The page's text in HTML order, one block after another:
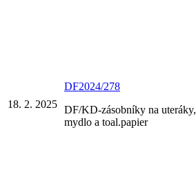
18. 2. 2025
DF2024/278
DF/KD-zásobníky na uteráky,
mydlo a toal.papier